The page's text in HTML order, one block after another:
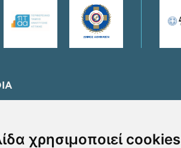
χρησιμοποιεί cookies